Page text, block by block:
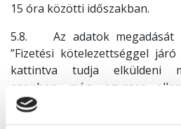
15 óra közötti időszakban.
5.8. Az adatok megadását
”Fizetési kötelezettséggel
kattintva tudja elküldeni
azonban még egyszer
adatokat, illetve
megrendelésével, vagy e-